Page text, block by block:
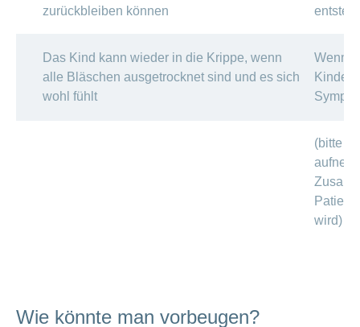
zurückbleiben können
Das Kind kann wieder in die Krippe, wenn
alle Bläschen ausgetrocknet sind und es sich
wohl fühlt
Wenn
Kindes
(bitte
wird)
Wie könnte man vorbeugen?